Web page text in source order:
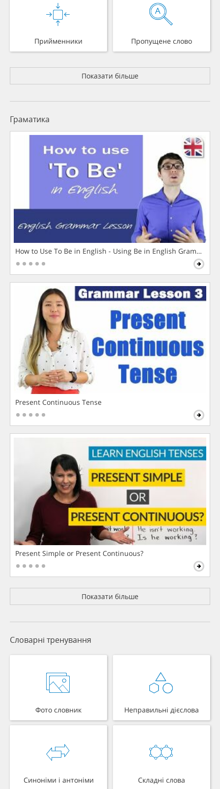
Прийменники Пропущене слово
Показати більше
Граматика
How to Use To Be in English - Using Be in English Grammar
Present Continuous Tense
Present Simple or Present Continuous?
Показати більше
Словарні тренування
Фото словник Неправильні дієслова
Синоніми і антоніми Складні слова